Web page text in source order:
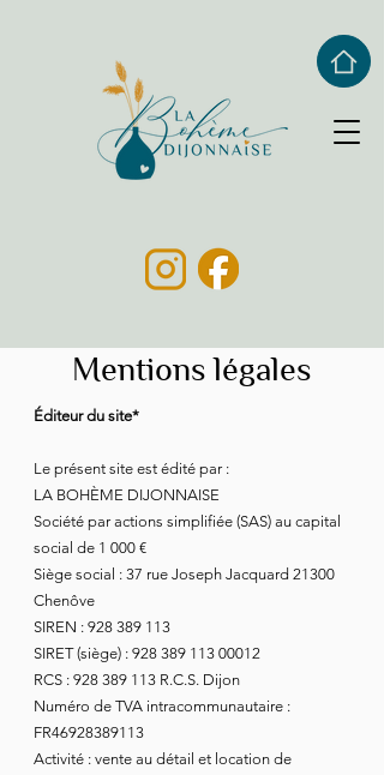
Mentions légales
Éditeur du site*
Le présent site est édité par :
LA BOHÈME DIJONNAISE
Société par actions simplifiée (SAS) au capital
social de 1 000 €
Siège social : 37 rue Joseph Jacquard 21300
Chenôve
SIREN : 928 389 113
SIRET (siège) : 928 389 113 00012
RCS : 928 389 113 R.C.S. Dijon
Numéro de TVA intracommunautaire :
FR46928389113
Activité : vente au détail et location de